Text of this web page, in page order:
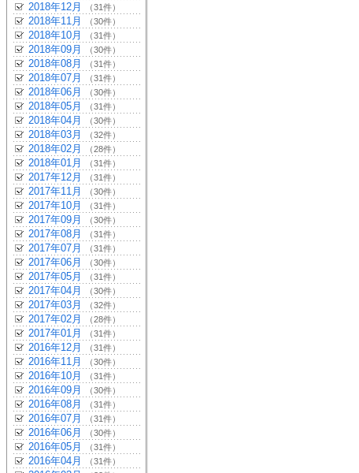
2018年12月 （31件）
2018年11月 （30件）
2018年10月 （31件）
2018年09月 （30件）
2018年08月 （31件）
2018年07月 （31件）
2018年06月 （30件）
2018年05月 （31件）
2018年04月 （30件）
2018年03月 （32件）
2018年02月 （28件）
2018年01月 （31件）
2017年12月 （31件）
2017年11月 （30件）
2017年10月 （31件）
2017年09月 （30件）
2017年08月 （31件）
2017年07月 （31件）
2017年06月 （30件）
2017年05月 （31件）
2017年04月 （30件）
2017年03月 （32件）
2017年02月 （28件）
2017年01月 （31件）
2016年12月 （31件）
2016年11月 （30件）
2016年10月 （31件）
2016年09月 （30件）
2016年08月 （31件）
2016年07月 （31件）
2016年06月 （30件）
2016年05月 （31件）
2016年04月 （31件）